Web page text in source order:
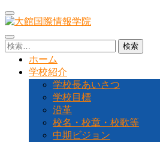
コ
ン
テ
ン
大館国際情報学院
秋田県大館市に位置する秋田県北地
です
検
ホーム
学校紹介
学校長あいさつ
学校目標
沿革
校名・校章・校歌等
中期ビジョン